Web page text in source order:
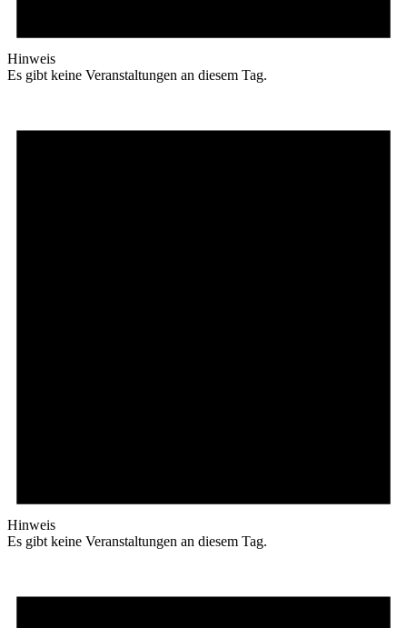
Hinweis
Es gibt keine Veranstaltungen an diesem Tag.
Hinweis
Es gibt keine Veranstaltungen an diesem Tag.